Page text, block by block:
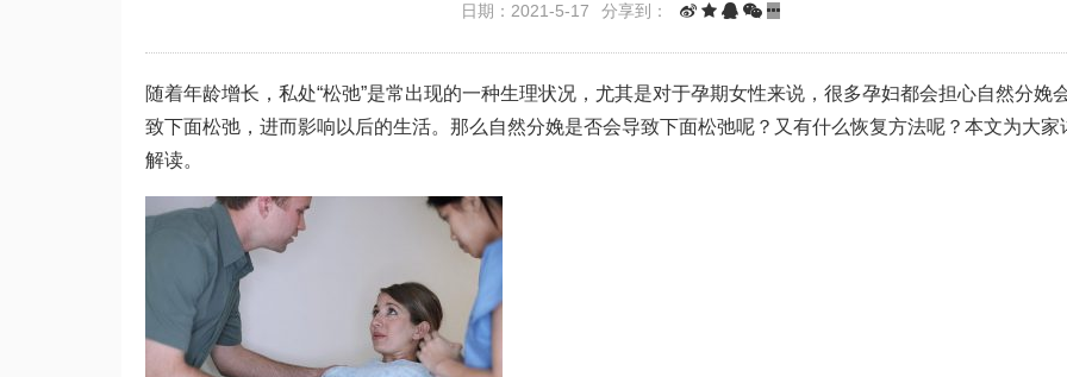
日期：2021-5-17 分享到：
随着年龄增长，私处“松弛”是常出现的一种生理状况，尤其是对于孕期女性来说，很多孕妇都会担心自然分娩
致下面松弛，进而影响以后的生活。那么自然分娩是否会导致下面松弛呢？又有什么恢复方法呢？本文为大家
解读。